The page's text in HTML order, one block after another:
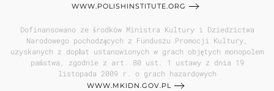
WWW.POLISHINSTITUTE.ORG
Dofinansowano ze środków Ministra Kultury i Dziedzictwa
Narodowego pochodzących z Funduszu Promocji Kultury,
uzyskanych z dopłat ustanowionych w grach objętych monopolem
państwa, zgodnie z art. 80 ust. 1 ustawy z dnia 19
listopada 2009 r. o grach hazardowych
WWW.MKIDN.GOV.PL